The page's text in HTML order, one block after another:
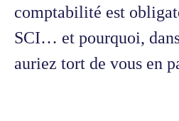
comptabilité est
SCI… et pourquoi,
auriez tort de vous en